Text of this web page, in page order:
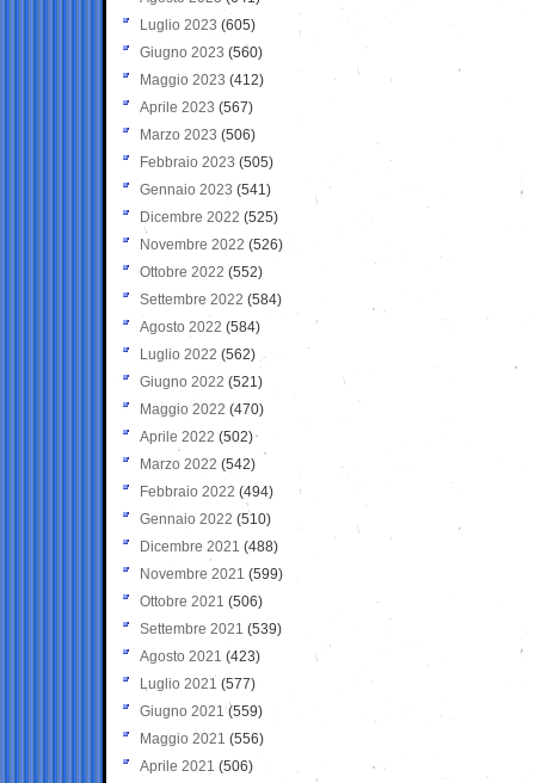
Luglio 2023 (605)
Giugno 2023 (560)
Maggio 2023 (412)
Aprile 2023 (567)
Marzo 2023 (506)
Febbraio 2023 (505)
Gennaio 2023 (541)
Dicembre 2022 (525)
Novembre 2022 (526)
Ottobre 2022 (552)
Settembre 2022 (584)
Agosto 2022 (584)
Luglio 2022 (562)
Giugno 2022 (521)
Maggio 2022 (470)
Aprile 2022 (502)
Marzo 2022 (542)
Febbraio 2022 (494)
Gennaio 2022 (510)
Dicembre 2021 (488)
Novembre 2021 (599)
Ottobre 2021 (506)
Settembre 2021 (539)
Agosto 2021 (423)
Luglio 2021 (577)
Giugno 2021(559)
Maggio 2021 (556)
Aprile 2021 (506)